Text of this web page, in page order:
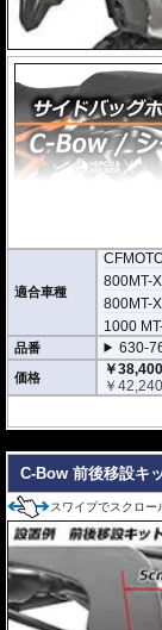
求め下さい。
る移設キット(オプシ
適合車種
800MT-
800MT-
1000
品番 630-
価格
￥38,400
￥
C-Bow 前後移設キ
スワイプでスクロー